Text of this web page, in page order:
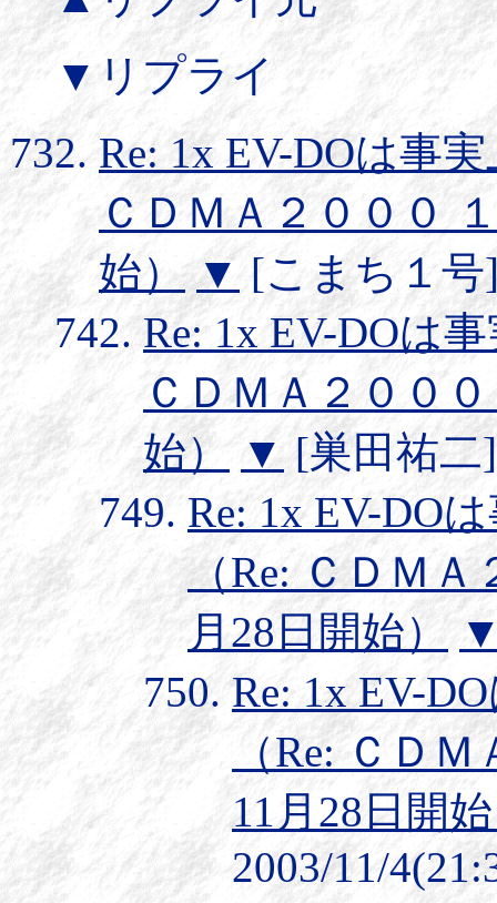
▼リプライ
Re: 1x EV-DOは事
ＣＤＭＡ２０００
始） ▼ [こまち１号
Re: 1x EV-DOは
ＣＤＭＡ２００
始）
▼ [巣田祐二
Re: 1x EV-DO
（Re: ＣＤＭ
月28日開始）
Re: 1x EV-
（Re: ＣＤ
11月28日開
2003/11/